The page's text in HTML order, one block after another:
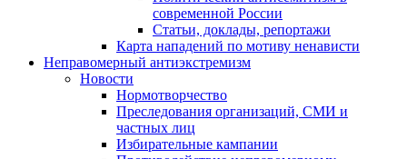
современной России
Статьи, доклады, репортажи
Карта нападений по мотиву ненависти
Неправомерный антиэкстремизм
Новости
Нормотворчество
Преследования организаций, СМИ и
частных лиц
Избирательные кампании